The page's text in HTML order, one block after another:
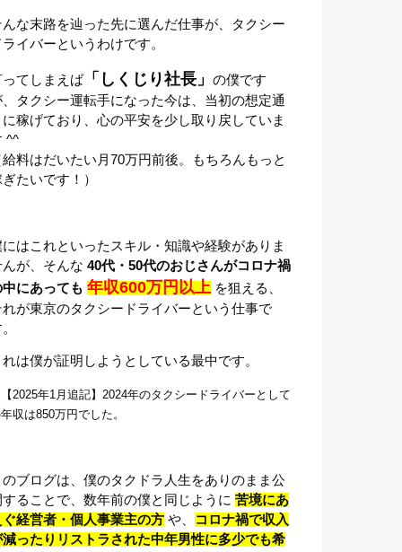
んな末路を辿った先に選んだ仕事が、タクシー
イバーというわけです。
ってしまえば「しくじり社長」
の僕です
、タクシー運転手になった今は、当初の想定通
に稼げており、心の平安を少し取り戻していま
^^
給料はだいたい月70万円前後。もちろんもっと
たいです！）
にはこれといったスキル・知識や経験がありま
んが、そんな 40代・50代のおじさんがコロナ禍
中にあっても 年収600万円以上 を狙える、
れが東京のタクシードライバーという仕事で
れは僕が証明しようとしている最中です。
2025年1月追記】2024年のタクシードライバーとして
収は850万円でした。
のブログは、僕のタクドラ人生をありのまま公
することで、数年前の僕と同じように 苦境にあ
ぐ経営者・個人事業主の方 や、
コロナ禍で収入
減ったりリストラされた中年男性に多少でも希